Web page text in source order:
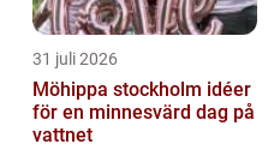
31 juli 2026
Möhippa stockholm idéer
för en minnesvärd dag på
vattnet